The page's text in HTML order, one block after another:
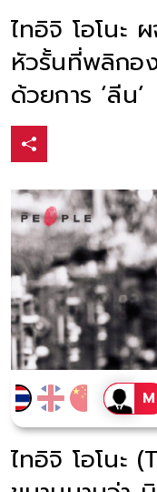
ไทอิจิ โอโนะ
หัวรั้นที่พลิกอ
ด้วยการ ‘ลีน’
ไทอิจิ โอโนะ